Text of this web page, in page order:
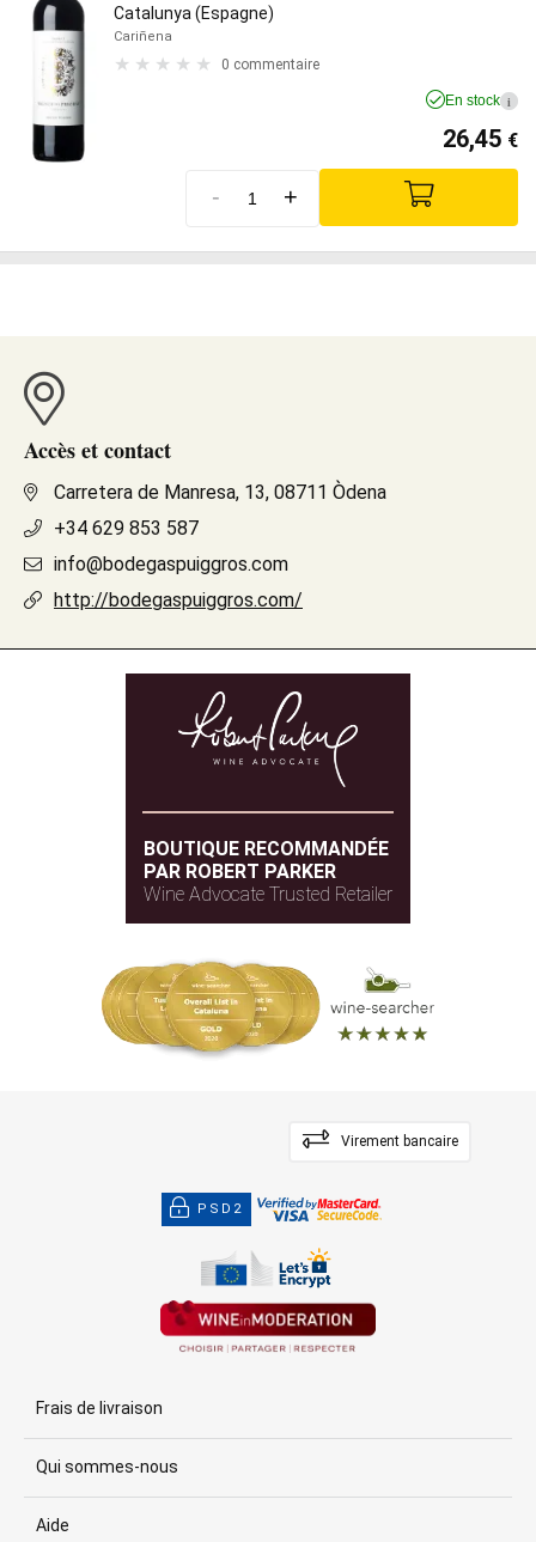
Catalunya (Espagne)
Cariñena
0 commentaire
En stock i
26,45 €
- +
Accès et contact
Carretera de Manresa, 13, 08711 Òdena
+34 629 853 587
info@bodegaspuiggros.com
http://bodegaspuiggros.com/
BOUTIQUE RECOMMANDÉE
PAR ROBERT PARKER
Wine Advocate Trusted Retailer
Virement bancaire
PSD2
Frais de livraison
Qui sommes-nous
Aide